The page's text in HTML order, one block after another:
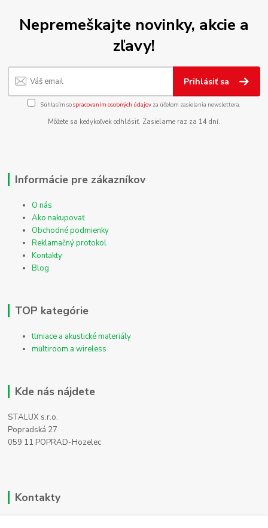
Nepremeškajte novinky, akcie a
zľavy!
Prihlásiť sa
Súhlasím sospracovaním osobných údajov za účelom zasielania newslettera.
Môžete sa kedykoľvek odhlásiť. Zasielame raz za 14 dní.
Informácie pre zákazníkov
O nás
Ako nakupovať
Obchodné podmienky
Reklamačný protokol
Kontakty
Blog
TOP kategórie
tlmiace a akustické materiály
multiroom a wireless
Kde nás nájdete
STALUX s.r.o.
Popradská 27
059 11 POPRAD-Hozelec
Kontakty